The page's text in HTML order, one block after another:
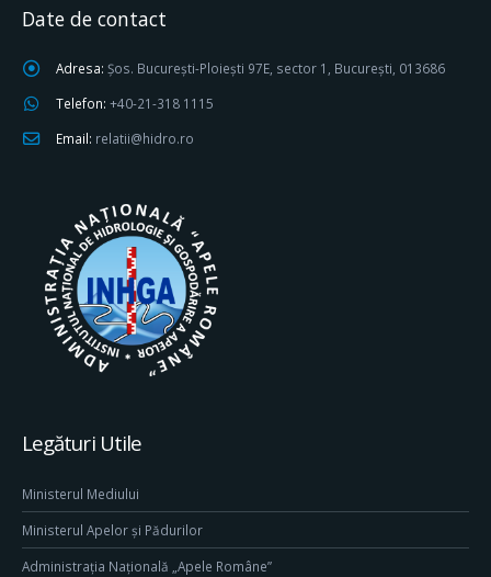
Date de contact
Adresa: Șos. București-Ploiești 97E, sector 1, București, 013686
Telefon: +40-21-318 1115
Email: relatii@hidro.ro
Legături Utile
Ministerul Mediului
Ministerul Apelor și Pădurilor
Administrația Națională „Apele Române”